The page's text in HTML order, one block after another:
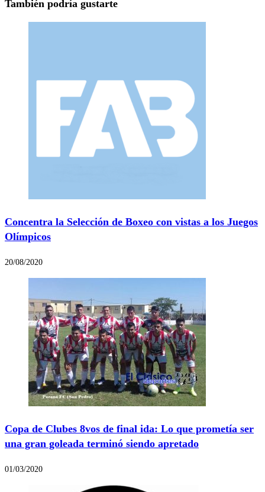
También podría gustarte
Concentra la Selección de Boxeo con vistas a los Juegos
Olímpicos
20/08/2020
Copa de Clubes 8vos de final ida: Lo que prometía ser
una gran goleada terminó siendo apretado
01/03/2020